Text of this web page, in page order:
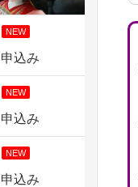
NEW
込み
NEW
込み
NEW
込み